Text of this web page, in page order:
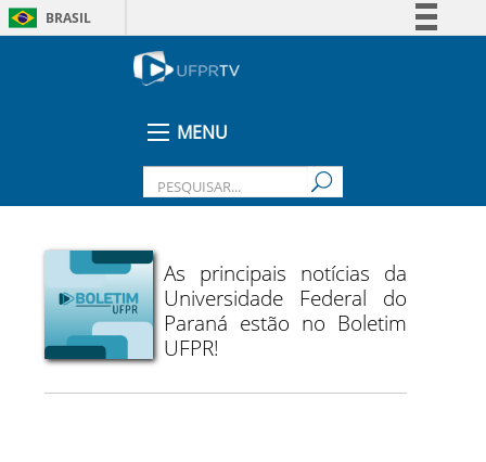
BRASIL
Legislação
MENU
As principais notícias da
Universidade Federal do
Paraná estão no Boletim
UFPR!